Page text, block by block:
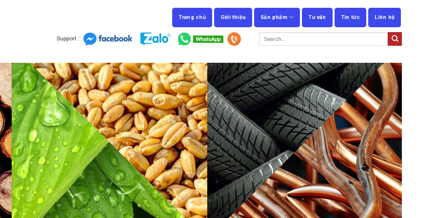
Trang chủ Giới thiệu Sản phẩm Tư vấn Tin tức Liên hệ
Support :
Search